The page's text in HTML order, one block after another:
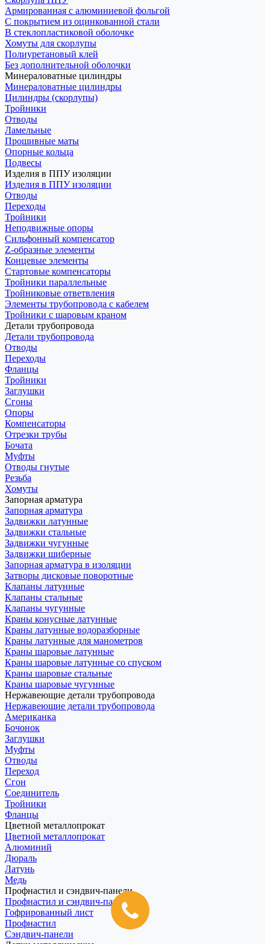
Армированная с алюминиевой фольгой
С покрытием из оцинкованной стали
В стеклопластиковой оболочке
Хомуты для скорлупы
Полиуретановый клей
Без дополнительной оболочки
Минераловатные цилиндры
Минераловатные цилиндры
Цилиндры (скорлупы)
Тройники
Отводы
Ламельные
Прошивные маты
Опорные кольца
Подвесы
Изделия в ППУ изоляции
Изделия в ППУ изоляции
Отводы
Переходы
Тройники
Неподвижные опоры
Cильфонный компенсатор
Z-образные элементы
Концевые элементы
Стартовые компенсаторы
Тройники параллельные
Тройниковые ответвления
Элементы трубопровода с кабелем
Тройники с шаровым краном
Детали трубопровода
Детали трубопровода
Отводы
Переходы
Фланцы
Тройники
Заглушки
Сгоны
Опоры
Компенсаторы
Отрезки трубы
Бочата
Муфты
Отводы гнутые
Резьба
Хомуты
Запорная арматура
Запорная арматура
Задвижки латунные
Задвижки стальные
Задвижки чугунные
Задвижки шиберные
Запорная арматура в изоляции
Затворы дисковые поворотные
Клапаны латунные
Клапаны стальные
Клапаны чугунные
Краны конусные латунные
Краны латунные водоразборные
Краны латунные для манометров
Краны шаровые латунные
Краны шаровые латунные со спуском
Краны шаровые стальные
Краны шаровые чугунные
Нержавеющие детали трубопровода
Нержавеющие детали трубопровода
Американка
Бочонок
Заглушки
Муфты
Отводы
Переход
Сгон
Соединитель
Тройники
Фланцы
Цветной металлопрокат
Цветной металлопрокат
Алюминий
Дюраль
Латунь
Медь
Профнастил и сэндвич-панели
Профнастил и сэндвич-панели
Гофрированный лист
Профнастил
Сэндвич-панели